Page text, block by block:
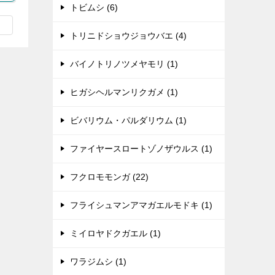
トビムシ (6)
トリニドショウジョウバエ (4)
バイノトリノツメヤモリ (1)
ヒガシヘルマンリクガメ (1)
ビバリウム・パルダリウム (1)
ファイヤースロートゾノザウルス (1)
フクロモモンガ (22)
フライシュマンアマガエルモドキ (1)
ミイロヤドクガエル (1)
ワラジムシ (1)